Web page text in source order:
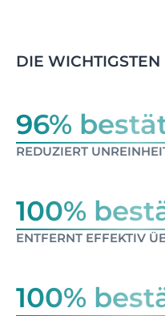
DIE WICHTIGSTEN
96%
REDUZIERT
100%
ENTFERNT EFFEKTIV
100%